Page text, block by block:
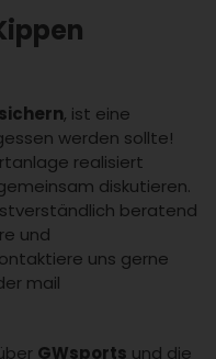
, ist eine
werden sollte!
realisiert
diskutieren.
beratend
und
uns gerne
mail
GWsports und die